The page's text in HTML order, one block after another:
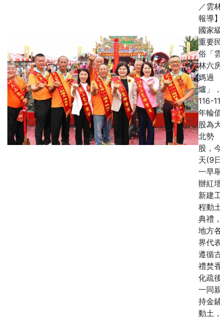
／雲
報導
國家
重要
俗「
林六
媽過
爐」
116-
年輪
股為
北勢
股，
天(9
一早
辦紅
新建
程動
典禮
地方
界代
遵循
禮焚
化疏
一同
持金
動土